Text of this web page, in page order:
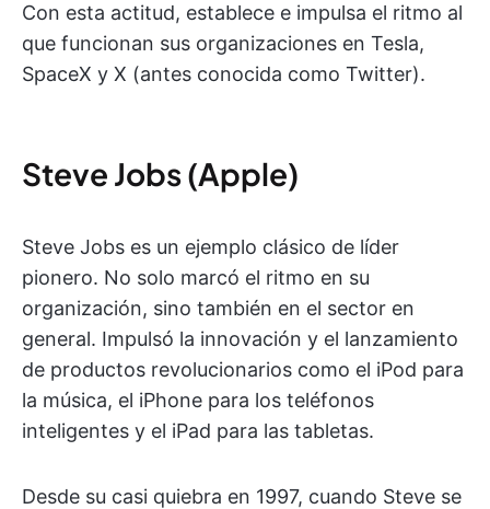
Con esta actitud, establece e impulsa el ritmo al
que funcionan sus organizaciones en Tesla,
SpaceX y X (antes conocida como Twitter).
Steve Jobs (Apple)
Steve Jobs es un ejemplo clásico de líder
pionero. No solo marcó el ritmo en su
organización, sino también en el sector en
general. Impulsó la innovación y el lanzamiento
de productos revolucionarios como el iPod para
la música, el iPhone para los teléfonos
inteligentes y el iPad para las tabletas.
Desde su casi quiebra en 1997, cuando Steve se